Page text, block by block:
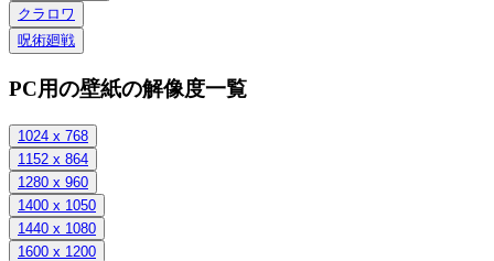
クラロワ
呪術廻戦
PC用の壁紙の解像度一覧
1024 x 768
1152 x 864
1280 x 960
1400 x 1050
1440 x 1080
1600 x 1200